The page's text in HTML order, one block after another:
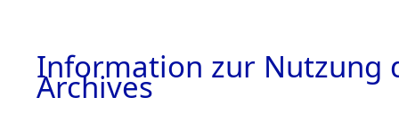
Information zur Nutzung
Archives